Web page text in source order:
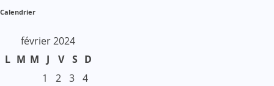
Calendrier
février 2024
L M M J V S D
1
2 3 4